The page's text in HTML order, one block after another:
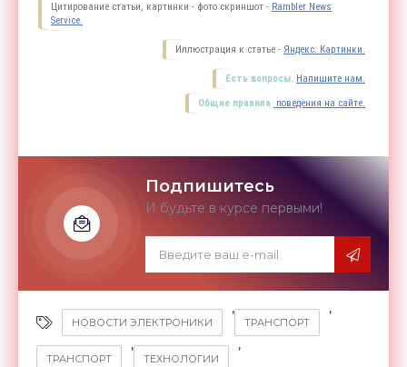
Цитирование статьи, картинки - фото скриншот - Rambler News
Service.
Иллюстрация к статье - Яндекс. Картинки.
Есть вопросы. Напишите нам.
Общие правила поведения на сайте.
Подпишитесь
И будьте в курсе первыми!
НОВОСТИ ЭЛЕКТРОНИКИ
,
ТРАНСПОРТ
,
ТРАНСПОРТ
,
ТЕХНОЛОГИИ
,